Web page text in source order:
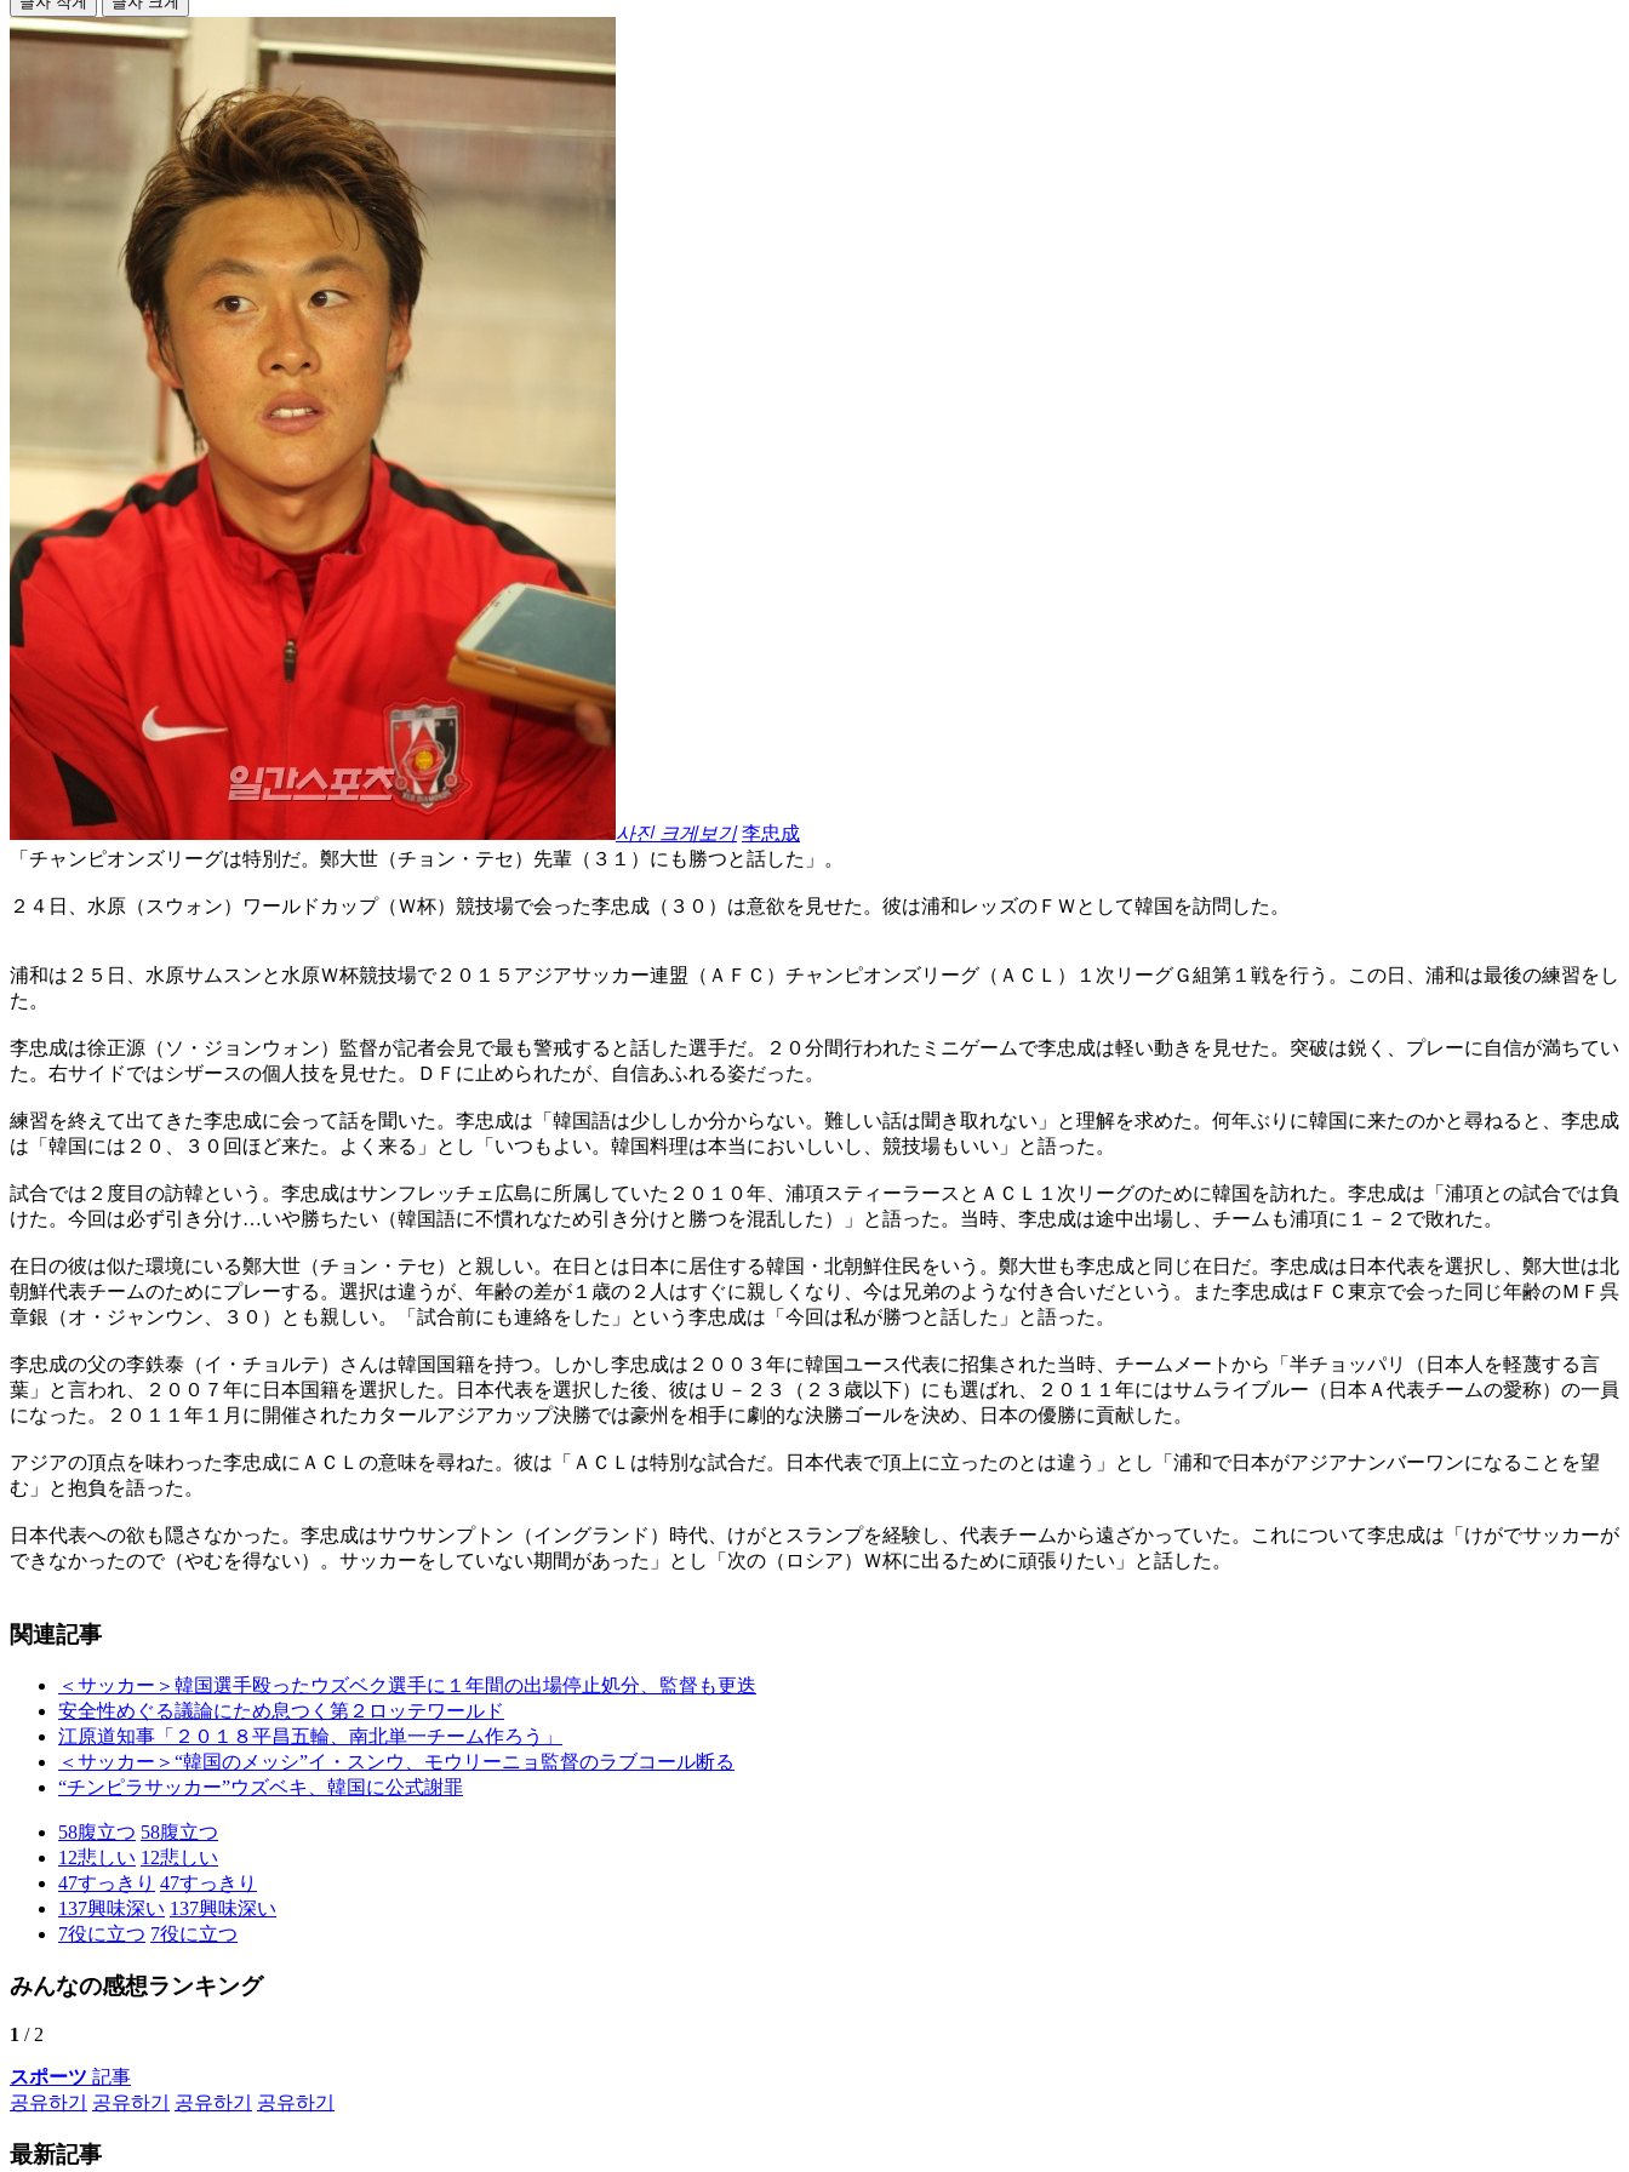
사진 크게보기 李忠成
「チャンピオンズリーグは特別だ。鄭大世（チョン・テセ）先輩（３１）にも勝つと話した」。
２４日、水原（スウォン）ワールドカップ（Ｗ杯）競技場で会った李忠成（３０）は意欲を見せた。彼は浦和レッズのＦＷとして韓国を訪問した。
浦和は２５日、水原サムスンと水原Ｗ杯競技場で２０１５アジアサッカー連盟（ＡＦＣ）チャンピオンズリーグ（ＡＣＬ）１次リーグＧ組第１戦を行う。この日、浦和は最後の練習をし
た。
李忠成は徐正源（ソ・ジョンウォン）監督が記者会見で最も警戒すると話した選手だ。２０分間行われたミニゲームで李忠成は軽い動きを見せた。突破は鋭く、プレーに自信が満ちてい
た。右サイドではシザースの個人技を見せた。ＤＦに止められたが、自信あふれる姿だった。
練習を終えて出てきた李忠成に会って話を聞いた。李忠成は「韓国語は少ししか分からない。難しい話は聞き取れない」と理解を求めた。何年ぶりに韓国に来たのかと尋ねると、李忠成
は「韓国には２０、３０回ほど来た。よく来る」とし「いつもよい。韓国料理は本当においしいし、競技場もいい」と語った。
試合では２度目の訪韓という。李忠成はサンフレッチェ広島に所属していた２０１０年、浦項スティーラースとＡＣＬ１次リーグのために韓国を訪れた。李忠成は「浦項との試合では負
けた。今回は必ず引き分け…いや勝ちたい（韓国語に不慣れなため引き分けと勝つを混乱した）」と語った。当時、李忠成は途中出場し、チームも浦項に１－２で敗れた。
在日の彼は似た環境にいる鄭大世（チョン・テセ）と親しい。在日とは日本に居住する韓国・北朝鮮住民をいう。鄭大世も李忠成と同じ在日だ。李忠成は日本代表を選択し、鄭大世は北
朝鮮代表チームのためにプレーする。選択は違うが、年齢の差が１歳の２人はすぐに親しくなり、今は兄弟のような付き合いだという。また李忠成はＦＣ東京で会った同じ年齢のＭＦ呉
章銀（オ・ジャンウン、３０）とも親しい。「試合前にも連絡をした」という李忠成は「今回は私が勝つと話した」と語った。
李忠成の父の李鉄泰（イ・チョルテ）さんは韓国国籍を持つ。しかし李忠成は２００３年に韓国ユース代表に招集された当時、チームメートから「半チョッパリ（日本人を軽蔑する言
葉」と言われ、２００７年に日本国籍を選択した。日本代表を選択した後、彼はＵ－２３（２３歳以下）にも選ばれ、２０１１年にはサムライブルー（日本Ａ代表チームの愛称）の一員
になった。２０１１年１月に開催されたカタールアジアカップ決勝では豪州を相手に劇的な決勝ゴールを決め、日本の優勝に貢献した。
アジアの頂点を味わった李忠成にＡＣＬの意味を尋ねた。彼は「ＡＣＬは特別な試合だ。日本代表で頂上に立ったのとは違う」とし「浦和で日本がアジアナンバーワンになることを望
む」と抱負を語った。
日本代表への欲も隠さなかった。李忠成はサウサンプトン（イングランド）時代、けがとスランプを経験し、代表チームから遠ざかっていた。これについて李忠成は「けがでサッカーが
できなかったので（やむを得ない）。サッカーをしていない期間があった」とし「次の（ロシア）Ｗ杯に出るために頑張りたい」と話した。
関連記事
＜サッカー＞韓国選手殴ったウズベク選手に１年間の出場停止処分、監督も更迭
安全性めぐる議論にため息つく第２ロッテワールド
江原道知事「２０１８平昌五輪、南北単一チーム作ろう」
＜サッカー＞“韓国のメッシ”イ・スンウ、モウリーニョ監督のラブコール断る
“チンピラサッカー”ウズベキ、韓国に公式謝罪
58腹立つ 58腹立つ
12悲しい 12悲しい
47すっきり 47すっきり
137興味深い 137興味深い
7役に立つ 7役に立つ
みんなの感想ランキング
1 / 2
スポーツ 記事
공유하기
공유하기 공유하기 공유하기
最新記事